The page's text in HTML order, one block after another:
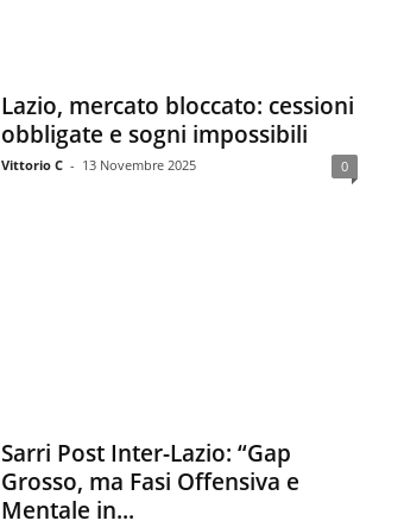
Lazio, mercato bloccato: cessioni
obbligate e sogni impossibili
Vittorio C - 13 Novembre 2025 0
Sarri Post Inter-Lazio: “Gap
Grosso, ma Fasi Offensiva e
Mentale in...